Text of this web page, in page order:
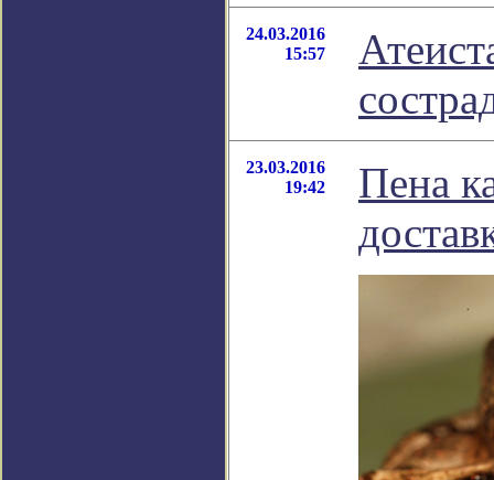
24.03.2016
15:57
23.03.2016
19:42
Пена